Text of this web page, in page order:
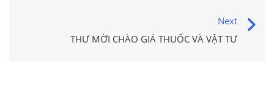
Next
THƯ MỜI CHÀO GIÁ THUỐC VÀ VẬT TƯ